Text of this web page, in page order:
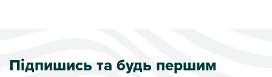
Підпишись та будь першим